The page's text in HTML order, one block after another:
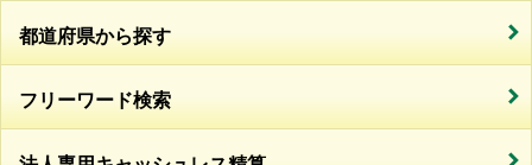
都道府県から探す
フリーワード検索